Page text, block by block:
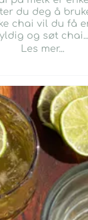
du deg å
chai vil du få
og søt chai...
Les mer...